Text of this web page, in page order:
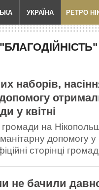
УКРАЇНА РЕТРО
наборів,
допомогу
у квітні
на
допомогу у
сторінці
не бачили